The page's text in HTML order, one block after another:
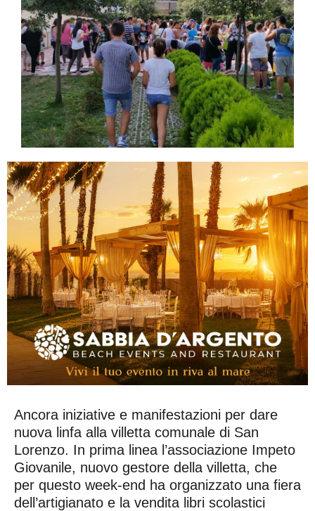
Ancora iniziative e manifestazioni per dare
nuova linfa alla villetta comunale di San
Lorenzo. In prima linea l’associazione Impeto
Giovanile, nuovo gestore della villetta, che
per questo week-end ha organizzato una fiera
dell’artigianato e la vendita libri scolastici